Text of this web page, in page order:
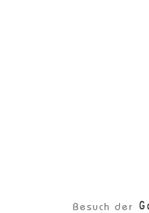
Besuch der